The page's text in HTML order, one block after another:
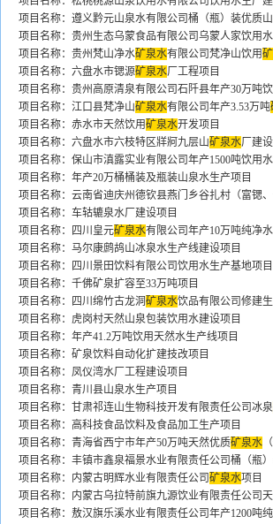
项目名称：遵义黔元山泉水有限公司桶（瓶）装优质山
项目名称：贵州生态乌蒙食品有限公司乌蒙人家饮用
项目名称：贵州梵山净水矿泉水有限公司梵净山饮用
项目名称：六盘水市锶源矿泉水厂工程项目
项目名称：贵州高原清泉有限公司石阡县年产30万吨
项目名称：江口县梵净山矿泉水有限公司年产3.53万吨
项目名称：赤水市天然饮用矿泉水开发项目
项目名称：六盘水市六枝特区牂牁九层山矿泉水厂建
项目名称：保山市滇露实业有限公司年产1500吨饮用
项目名称：年产20万桶桶装及瓶装山泉水生产项目
项目名称：云南省迪庆州德钦县燕门乡谷扎村（富锶
项目名称：车轱辘泉水厂建设项目
项目名称：四川皇元矿泉水有限公司年产10万吨纯净
项目名称：马尔康鹧鸪山冰泉水生产线建设项目
项目名称：四川景田饮料有限公司饮用水生产基地项目
项目名称：千佛矿泉扩容至33万吨项目
项目名称：四川绵竹古龙洞矿泉水饮品有限公司修建
项目名称：虎岗村天然山泉包装饮用水建设项目
项目名称：年产41.2万吨饮用天然水生产线项目
项目名称：矿泉饮料自动化扩建技改项目
项目名称：凤仪湾水厂工程建设项目
项目名称：青川县山泉水生产项目
项目名称：甘肃祁连山生物科技开发有限责任公司冰泉
项目名称：高科技食品饮料及食品加工生产项目
项目名称：青海省西宁市年产50万吨天然优质矿泉水
项目名称：丰镇市鑫泉福景水业有限责任公司桶（瓶
项目名称：内蒙古明辉水业有限责任公司 矿泉水项目
项目名称：内蒙古乌拉特前旗九源饮业有限责任公司
项目名称：敖汉旗乐溪水业有限责任公司年产1200吨